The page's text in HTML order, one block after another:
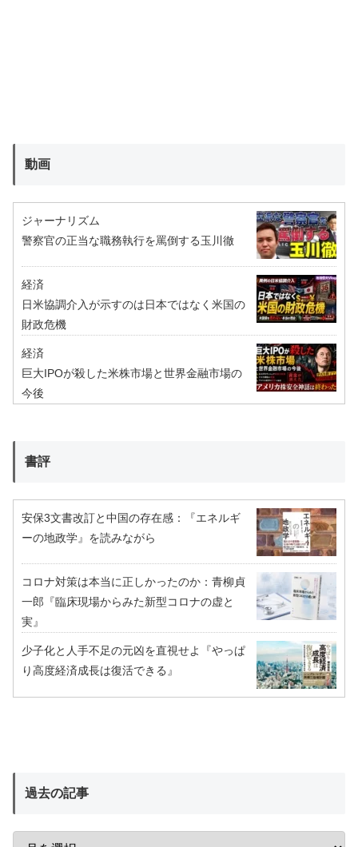
動画
ジャーナリズム
警察官の正当な職務執行を罵倒する玉川徹
経済
日米協調介入が示すのは日本ではなく米国の
財政危機
経済
巨大IPOが殺した米株市場と世界金融市場の
今後
書評
安保3文書改訂と中国の存在感：『エネルギ
ーの地政学』を読みながら
コロナ対策は本当に正しかったのか：青柳貞
一郎『臨床現場からみた新型コロナの虚と
実』
少子化と人手不足の元凶を直視せよ『やっぱ
り高度経済成長は復活できる』
過去の記事